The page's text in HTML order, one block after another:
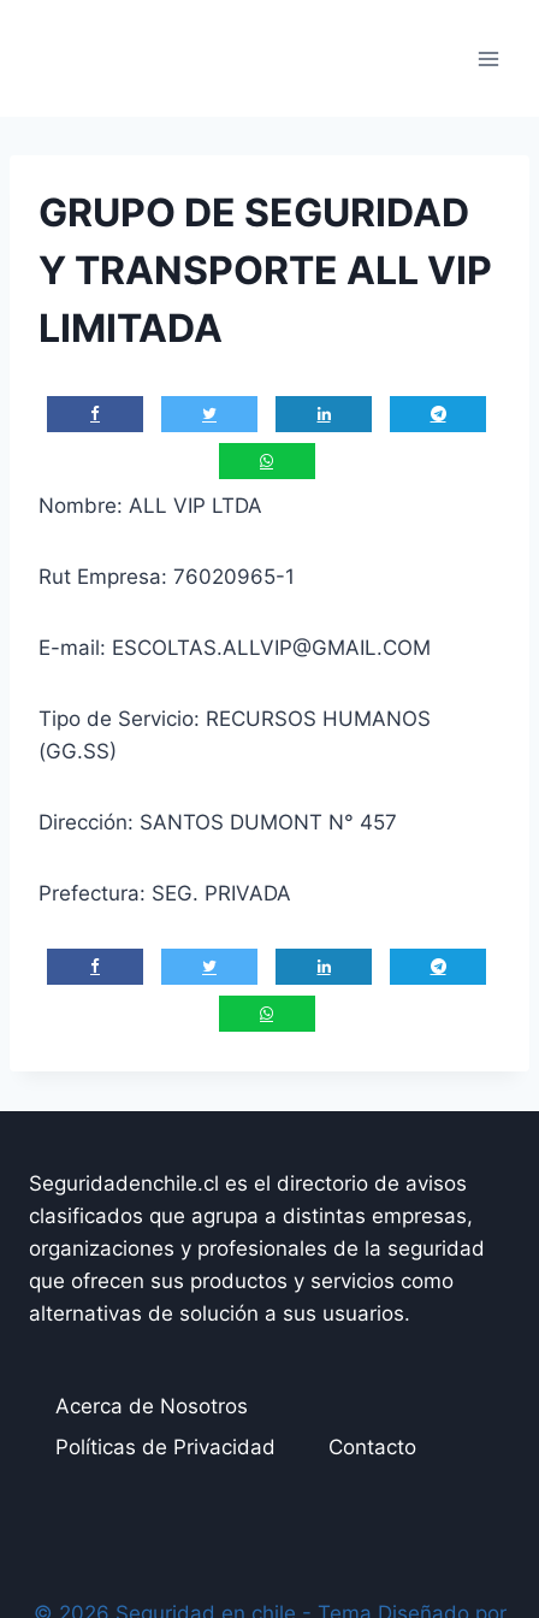
GRUPO DE SEGURIDAD
Y TRANSPORTE ALL VIP
LIMITADA
Nombre: ALL VIP LTDA
Rut Empresa: 76020965-1
E-mail: ESCOLTAS.ALLVIP@GMAIL.COM
Tipo de Servicio: RECURSOS HUMANOS
(GG.SS)
Dirección: SANTOS DUMONT N° 457
Prefectura: SEG. PRIVADA
Seguridadenchile.cl es el directorio de avisos
clasificados que agrupa a distintas empresas,
organizaciones y profesionales de la seguridad
que ofrecen sus productos y servicios como
alternativas de solución a sus usuarios.
Acerca de Nosotros
Políticas de Privacidad
Contacto
© 2026 Seguridad en chile - Tema Diseñado por